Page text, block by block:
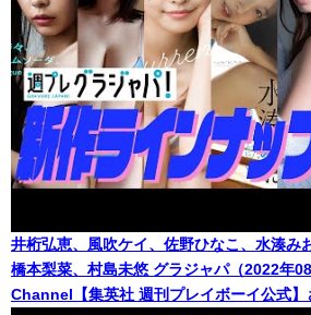
井桁弘恵、風吹ケイ、佐野ひなこ、水湊み
橋本梨菜、村島未悠 グラジャパ（2022年
Channel【集英社 週刊プレイボーイ公式】